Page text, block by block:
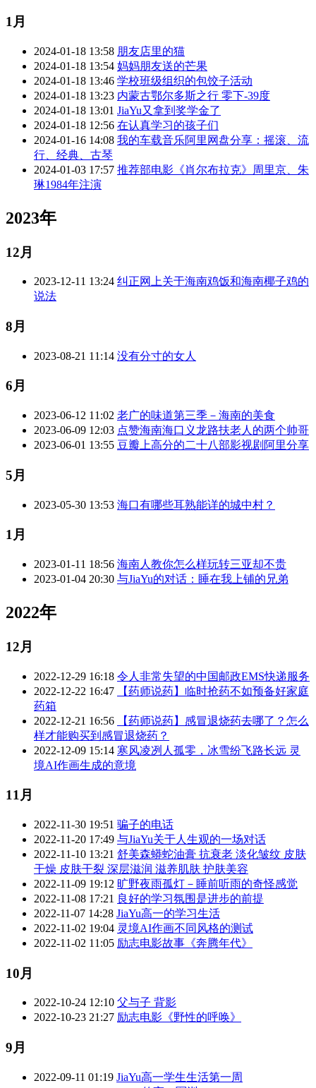
1月
2024-01-18 13:58 朋友店里的猫
2024-01-18 13:54 妈妈朋友送的芒果
2024-01-18 13:46 学校班级组织的包饺子活动
2024-01-18 13:23 内蒙古鄂尔多斯之行 零下-39度
2024-01-18 13:01 JiaYu又拿到奖学金了
2024-01-18 12:56 在认真学习的孩子们
2024-01-16 14:08 我的车载音乐阿里网盘分享：摇滚、流
行、经典、古琴
2024-01-03 17:57 推荐部电影《肖尔布拉克》周里京、朱
琳1984年注演
2023年
12月
2023-12-11 13:24 纠正网上关于海南鸡饭和海南椰子鸡的
说法
8月
2023-08-21 11:14 没有分寸的女人
6月
2023-06-12 11:02 老广的味道第三季－海南的美食
2023-06-09 12:03 点赞海南海口义龙路扶老人的两个帅哥
2023-06-01 13:55 豆瓣上高分的二十八部影视剧阿里分享
5月
2023-05-30 13:53 海口有哪些耳熟能详的城中村？
1月
2023-01-11 18:56 海南人教你怎么样玩转三亚却不贵
2023-01-04 20:30 与JiaYu的对话：睡在我上铺的兄弟
2022年
12月
2022-12-29 16:18 令人非常失望的中国邮政EMS快递服务
2022-12-22 16:47
【药师说药】临时抢药不如预备好家庭
药箱
2022-12-21 16:56
【药师说药】感冒退烧药去哪了？怎么
样才能购买到感冒退烧药？
2022-12-09 15:14 寒风凌冽人孤零，冰雪纷飞路长远 灵
境AI作画生成的意境
11月
2022-11-30 19:51 骗子的电话
2022-11-20 17:49 与JiaYu关于人生观的一场对话
2022-11-10 13:21 舒美森蟒蛇油膏 抗衰老 淡化皱纹 皮肤
干燥 皮肤干裂 深层滋润 滋养肌肤 护肤美容
2022-11-09 19:12 旷野夜雨孤灯－睡前听雨的奇怪感觉
2022-11-08 17:21 良好的学习氛围是进步的前提
2022-11-07 14:28 JiaYu高一的学习生活
2022-11-02 19:04 灵境AI作画不同风格的测试
2022-11-02 11:05 励志电影故事《奔腾年代》
10月
2022-10-24 12:10 父与子 背影
2022-10-23 21:27 励志电影《野性的呼唤》
9月
2022-09-11 01:19 JiaYu高一学生生活第一周